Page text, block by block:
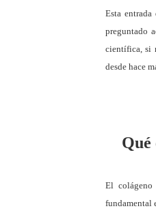
Esta
preguntado
científica, si
desde hace
Qué
El colágeno
fundamental